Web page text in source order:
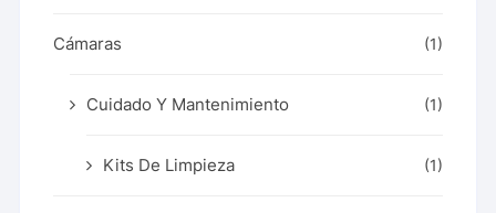
Cámaras (1)
Cuidado Y Mantenimiento (1)
Kits De Limpieza (1)